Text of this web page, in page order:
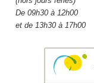
De 09h30 à 12h00
et de 13h30 à 17h00